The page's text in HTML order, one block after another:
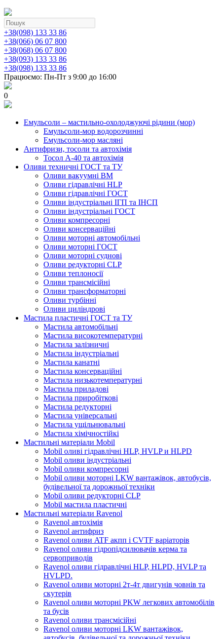
+38(098) 133 33 86
+38(066) 06 07 800
+38(068) 06 07 800
+38(093) 133 33 86
+38(098) 133 33 86
Працюємо: Пн-Пт з 9:00 до 16:00
0
Емульсоли – мастильно-охолоджуючі рідини (мор)
Емульсоли-мор водорозчинні
Емульсоли-мор масляні
Антифризи, тосоли та автохімія
Тосол А-40 та автохімія
Оливи техничні ГОСТ та ТУ
Оливи вакуумні ВМ
Оливи гідравлічні HLP
Оливи гідравлічні ГОСТ
Оливи індустріальні ІГП та ІНСП
Оливи індустріальні ГОСТ
Оливи компресорні
Оливи консерваційні
Оливи моторні автомобільні
Оливи моторні ГОСТ
Оливи моторні суднові
Оливи редукторні CLP
Оливи теплоносії
Оливи трансмісійні
Оливи трансформаторні
Оливи турбінні
Оливи циліндрові
Мастила пластичні ГОСТ та ТУ
Мастила автомобільні
Мастила високотемпературні
Мастила залізничні
Мастила індустріальні
Мастила канатні
Мастила консерваційні
Мастила низькотемпературні
Мастила приладові
Мастила приробіткові
Мастила редукторні
Мастила універсальні
Мастила ущільнювальні
Мастила хімічностійкі
Мастильні матеріали Mobil
Mobil оливі гідравлічні HLP, HVLP и HLPD
Mobil оливи індустріальні
Mobil оливи компресорні
Mobil оливи моторні LKW вантажівок, автобусів,
будівельної та дорожньої техніки
Mobil оливи редукторні CLP
Mobil мастила пластичні
Мастильні матеріали Ravenol
Ravenol автохімія
Ravenol антифриз
Ravenol оливи ATF акпп і CVTF варіаторів
Ravenol оливи гідропідсилювачів керма та
сервоприводів
Ravenol оливи гідравлічні HLP, HLPD, HVLP та
HVLPD.
Ravenol оливи моторні 2т-4т двигунів човнів та
скутерів
Ravenol оливи моторні PKW легкових автомобілів
та бусів
Ravenol оливи трансмісійні
Ravenol оливи моторні LKW вантажівок,